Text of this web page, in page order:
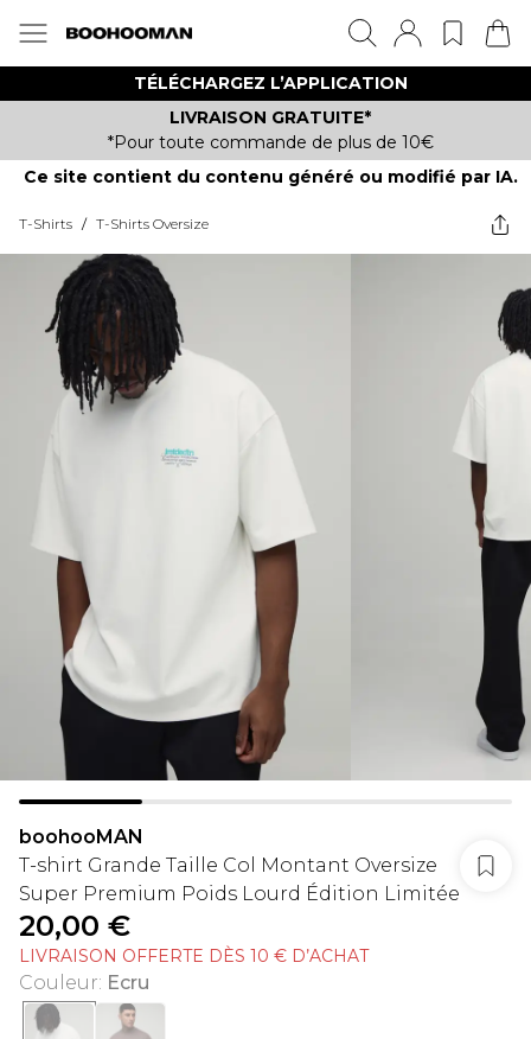
TÉLÉCHARGEZ L’APPLICATION
LIVRAISON GRATUITE*
*Pour toute commande de plus de 10€
Ce site contient du contenu généré ou modifié par IA.
T-Shirts / T-Shirts Oversize
boohooMAN
T-shirt Grande Taille Col Montant Oversize
Super Premium Poids Lourd Édition Limitée
20,00 €
LIVRAISON OFFERTE DÈS 10 € D’ACHAT
Couleur: Ecru